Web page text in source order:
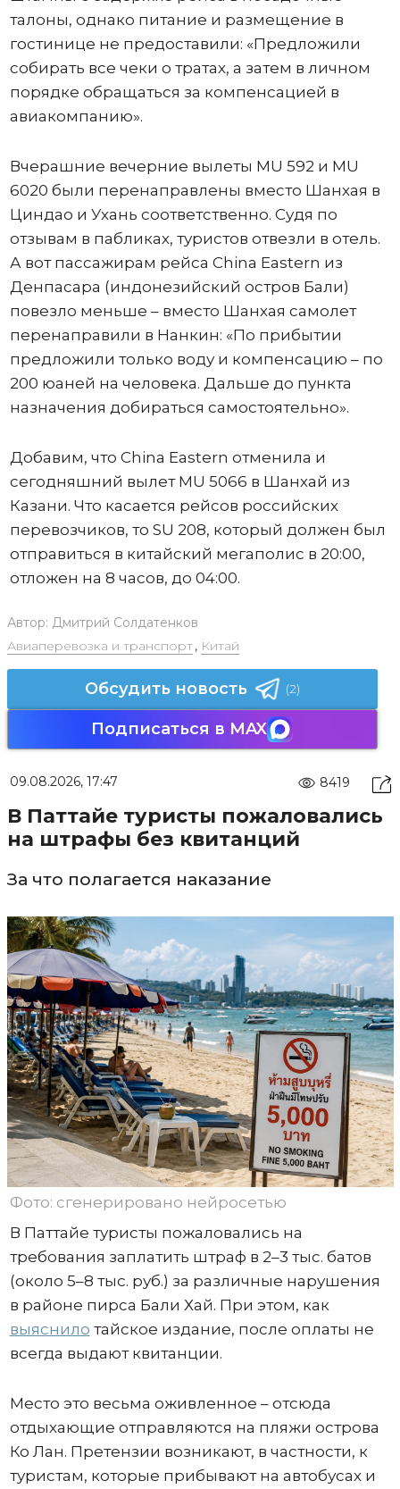
талоны, однако питание и размещение в
гостинице не предоставили: «Предложили
собирать все чеки о тратах, а затем в личном
порядке обращаться за компенсацией в
авиакомпанию».
Вчерашние вечерние вылеты MU 592 и MU
6020 были перенаправлены вместо Шанхая в
Циндао и Ухань соответственно. Судя по
отзывам в пабликах, туристов отвезли в отель.
А вот пассажирам рейса China Eastern из
Денпасара (индонезийский остров Бали)
повезло меньше – вместо Шанхая самолет
перенаправили в Нанкин: «По прибытии
предложили только воду и компенсацию – по
200 юаней на человека. Дальше до пункта
назначения добираться самостоятельно».
Добавим, что China Eastern отменила и
сегодняшний вылет MU 5066 в Шанхай из
Казани. Что касается рейсов российских
перевозчиков, то SU 208, который должен был
отправиться в китайский мегаполис в 20:00,
отложен на 8 часов, до 04:00.
Автор: Дмитрий Солдатенков
Авиаперевозка и транспорт, Китай
Обсудить новость (2)
Подписаться в MAX
09.08.2026, 17:47 8419
В Паттайе туристы пожаловались
на штрафы без квитанций
За что полагается наказание
Фото: сгенерировано нейросетью
В Паттайе туристы пожаловались на
требования заплатить штраф в 2–3 тыс. батов
(около 5–8 тыс. руб.) за различные нарушения
в районе пирса Бали Хай. При этом, как
выяснило тайское издание, после оплаты не
всегда выдают квитанции.
Место это весьма оживленное – отсюда
отдыхающие отправляются на пляжи острова
Ко Лан. Претензии возникают, в частности, к
туристам, которые прибывают на автобусах и